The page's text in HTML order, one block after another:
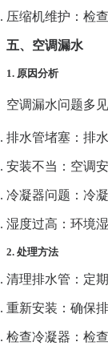
压缩机维护 ：检
五、空调漏水
1. 原因分析
空调漏水问题多
排水管堵塞 ：排
安装不当 ：空调
冷凝器问题 ：冷
湿度过高 ：环境
2. 处理方法
清理排水管 ：定
重新安装 ：确保
检查冷凝器 ：检